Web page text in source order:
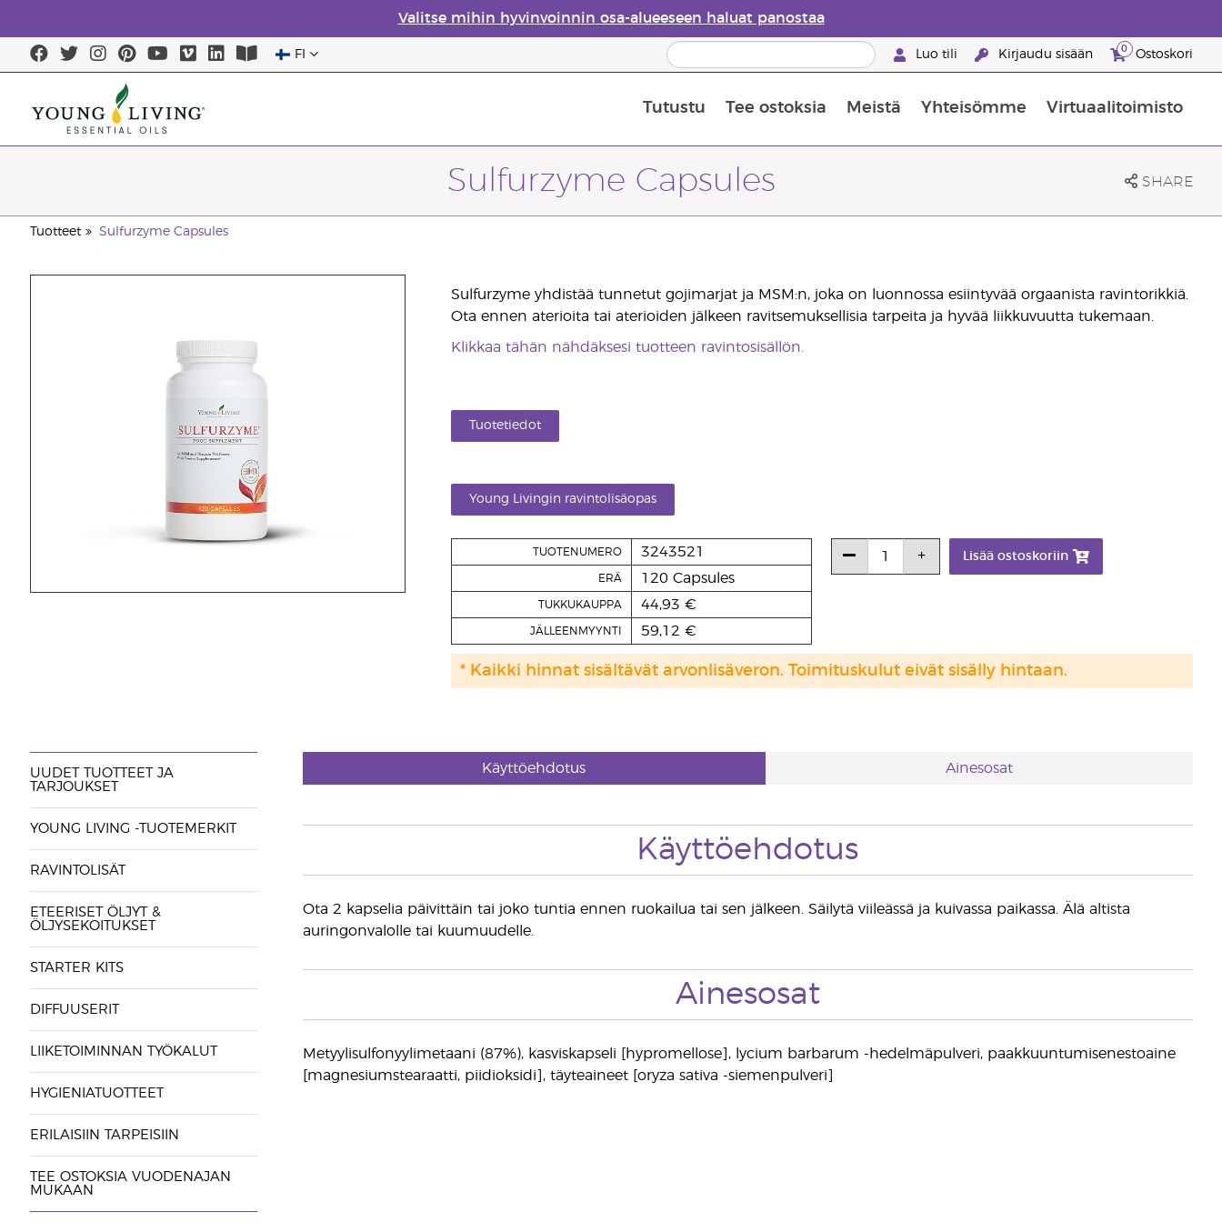
Valitse mihin hyvinvoinnin osa-alueeseen haluat panostaa
FI Luo tili Kirjaudu sisään 0 Ostoskori
Tutustu Tee ostoksia Meistä Yhteisömme Virtuaalitoimisto
Sulfurzyme Capsules SHARE
Tuotteet Sulfurzyme Capsules
Sulfurzyme yhdistää tunnetut gojimarjat ja MSM:n, joka on luonnossa esiintyvää orgaanista ravintorikkiä.
Ota ennen aterioita tai aterioiden jälkeen ravitsemuksellisia tarpeita ja hyvää liikkuvuutta tukemaan.
Klikkaa tähän nähdäksesi tuotteen ravintosisällön.
Tuotetiedot
Young Livingin ravintolisäopas
TUOTENUMERO 3243521
ERÄ 120 Capsules
TUKKUKAUPPA 44,93 €
JÄLLEENMYYNTI 59,12 €
Lisää ostoskoriin
* Kaikki hinnat sisältävät arvonlisäveron. Toimituskulut eivät sisälly hintaan.
UUDET TUOTTEET JA
TARJOUKSET
YOUNG LIVING -TUOTEMERKIT
RAVINTOLISÄT
ETEERISET ÖLJYT &
ÖLJYSEKOITUKSET
STARTER KITS
DIFFUUSERIT
LIIKETOIMINNAN TYÖKALUT
HYGIENIATUOTTEET
ERILAISIIN TARPEISIIN
TEE OSTOKSIA VUODENAJAN
MUKAAN
Käyttöehdotus Ainesosat
Käyttöehdotus
Ota 2 kapselia päivittäin tai joko tuntia ennen ruokailua tai sen jälkeen. Säilytä viileässä ja kuivassa paikassa. Älä altista
auringonvalolle tai kuumuudelle.
Ainesosat
Metyylisulfonyylimetaani (87%), kasviskapseli [hypromellose], lycium barbarum -hedelmäpulveri, paakkuuntumisenestoaine
[magnesiumstearaatti, piidioksidi], täyteaineet [oryza sativa -siemenpulveri]